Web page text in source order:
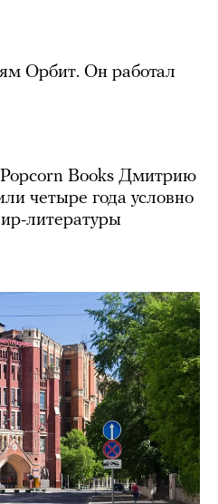
Орбит. Он работал
Books Дмитрию
четыре года условно
литературы